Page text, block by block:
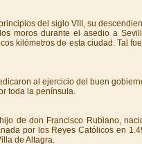
del siglo VIII, su
moros durante el asedio a
kilómetros de esta ciudad. Tal
al ejercicio del buen
toda la península.
de don Francisco Rubiano,
por los Reyes Católicos en
de Altagra.